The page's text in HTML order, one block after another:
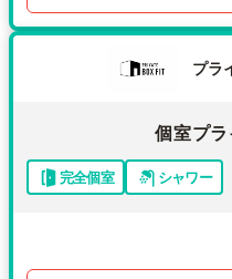
プラ
個室プ
完全個室 シャワー